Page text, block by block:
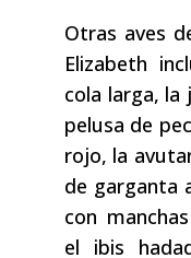
Otras aves
Elizabeth
cola larga, la
pelusa de
rojo, la
de garganta
con
el ibis